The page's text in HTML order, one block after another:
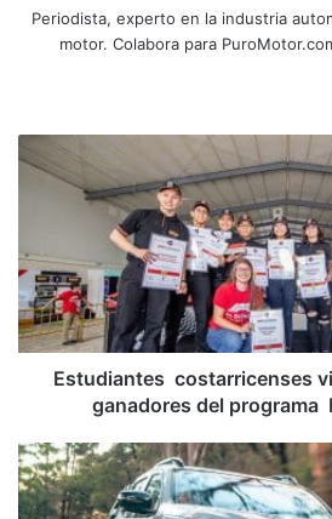
Periodista, experto en la industria
motor. Colabora para
Estudiantes
costarricenses
F1
como
ganadores
del
programa
Schools
Estudiantes costarricenses
ganadores del programa
Nissan
Navara
Nismo